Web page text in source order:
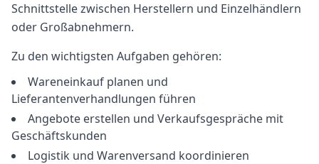
Schnittstelle zwischen Herstellern und Einzelhändlern
oder Großabnehmern.
Zu den wichtigsten Aufgaben gehören:
Wareneinkauf planen und
Lieferantenverhandlungen führen
Angebote erstellen und Verkaufsgespräche mit
Geschäftskunden
Logistik und Warenversand koordinieren